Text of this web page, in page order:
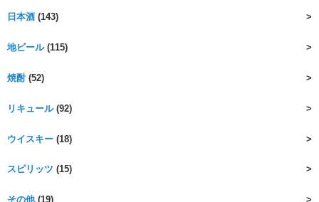
日本酒 (143)
地ビール(115)
焼酎(52)
リキュール(92)
ウイスキー (18)
スピリッツ (15)
その他(19)